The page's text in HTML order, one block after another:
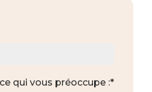
qui vous préoccupe :*